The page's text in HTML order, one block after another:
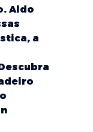
Aldo
a